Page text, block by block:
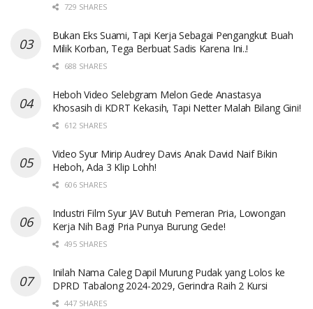
729 SHARES
Bukan Eks Suami, Tapi Kerja Sebagai Pengangkut Buah
Milik Korban, Tega Berbuat Sadis Karena Ini..!
688 SHARES
Heboh Video Selebgram Melon Gede Anastasya
Khosasih di KDRT Kekasih, Tapi Netter Malah Bilang Gini!
612 SHARES
Video Syur Mirip Audrey Davis Anak David Naif Bikin
Heboh, Ada 3 Klip Lohh!
606 SHARES
Industri Film Syur JAV Butuh Pemeran Pria, Lowongan
Kerja Nih Bagi Pria Punya Burung Gede!
495 SHARES
Inilah Nama Caleg Dapil Murung Pudak yang Lolos ke
DPRD Tabalong 2024-2029, Gerindra Raih 2 Kursi
447 SHARES